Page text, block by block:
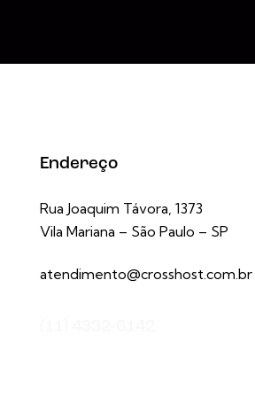
Endereço
Rua Joaquim Távora, 1373
Vila Mariana – São Paulo – SP
atendimento@crosshost.com.br